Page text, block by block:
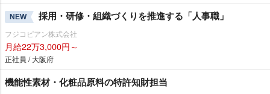
NEW 採用・研修・組織づくりを推進する「人事職」
フジコピアン株式会社
月給22万3,000円～
正社員 / 大阪府
機能性素材・化粧品原料の特許知財担当